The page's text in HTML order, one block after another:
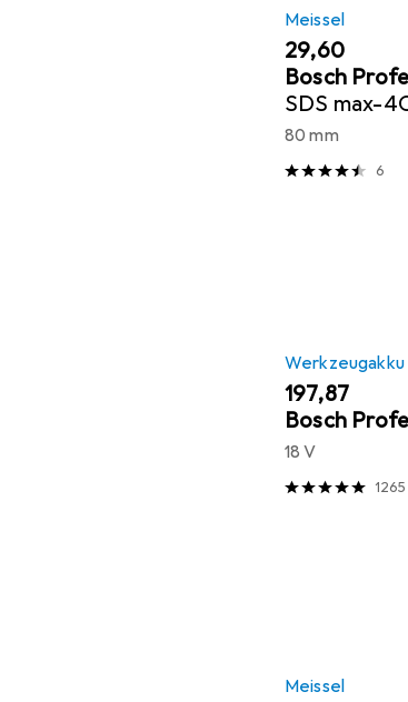
Meissel
EUR
29,60
Bosch
SDS max-
300 mm
80 mm
6
EUR
197,87
Bosch
18 V
1265
Meissel